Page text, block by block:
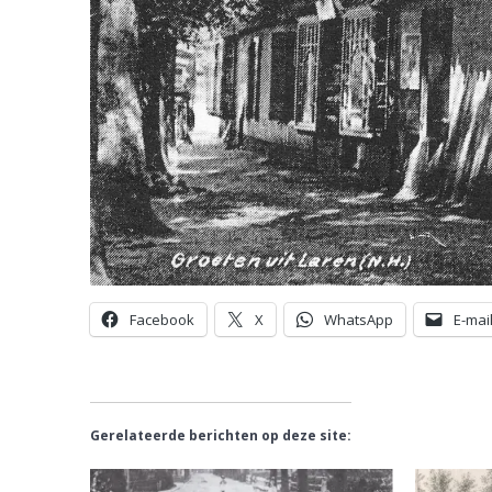
Facebook X WhatsApp E-
Gerelateerde berichten op deze site: